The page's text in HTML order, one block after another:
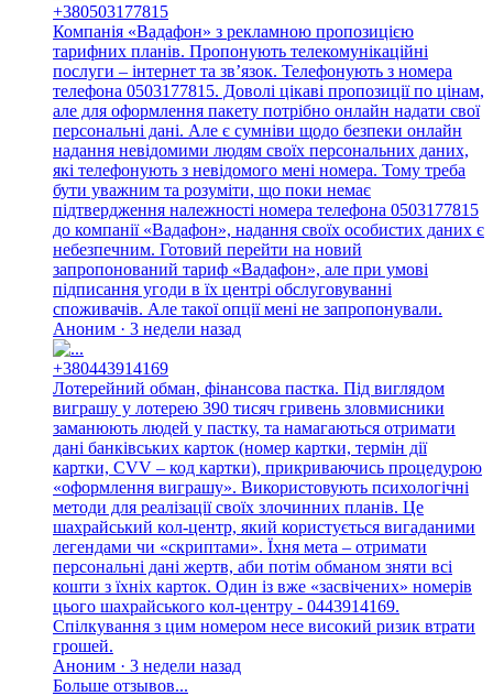
+380503177815
Компанія «Вадафон» з рекламною пропозицією
тарифних планів. Пропонують телекомунікаційні
послуги – інтернет та зв’язок. Телефонують з номера
телефона 0503177815. Доволі цікаві пропозиції по цінам,
але для оформлення пакету потрібно онлайн надати свої
персональні дані. Але є сумніви щодо безпеки онлайн
надання невідомими людям своїх персональних даних,
які телефонують з невідомого мені номера. Тому треба
бути уважним та розуміти, що поки немає
підтвердження належності номера телефона 0503177815
до компанії «Вадафон», надання своїх особистих даних є
небезпечним. Готовий перейти на новий
запропонований тариф «Вадафон», але при умові
підписання угоди в їх центрі обслуговуванні
споживачів. Але такої опції мені не запропонували.
Аноним · 3 недели назад
+380443914169
Лотерейний обман, фінансова пастка. Під виглядом
виграшу у лотерею 390 тисяч гривень зловмисники
заманюють людей у пастку, та намагаються отримати
дані банківських карток (номер картки, термін дії
картки, CVV – код картки), прикриваючись процедурою
«оформлення виграшу». Використовують психологічні
методи для реалізації своїх злочинних планів. Це
шахрайський кол-центр, який користується вигаданими
легендами чи «скриптами». Їхня мета – отримати
персональні дані жертв, аби потім обманом зняти всі
кошти з їхніх карток. Один із вже «засвічених» номерів
цього шахрайського кол-центру - 0443914169.
Спілкування з цим номером несе високий ризик втрати
грошей.
Аноним · 3 недели назад
Больше отзывов...